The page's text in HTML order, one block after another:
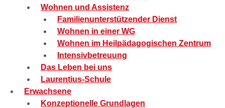
Wohnen und Assistenz
Familienunterstützender Dienst
Wohnen in einer WG
Wohnen im Heilpädagogischen Zentrum
Intensivbetreuung
Das Leben bei uns
Laurentius-Schule
Erwachsene
Konzeptionelle Grundlagen